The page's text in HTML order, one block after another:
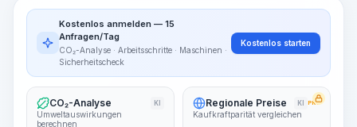
Kostenlos anmelden — 15
Anfragen/Tag
CO₂-Analyse · Arbeitsschritte · Maschinen ·
Sicherheitscheck
Kostenlos starten
CO₂-Analyse KI
Umweltauswirkungen
berechnen
Regionale Preise KI PRO
Kaufkraftparität vergleichen